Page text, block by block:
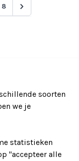
8
soorten
we je
statistieken
"accepteer alle